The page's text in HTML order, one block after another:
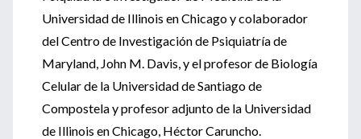
Universidad de Illinois en Chicago y colaborador
del Centro de Investigación de Psiquiatría de
Maryland, John M. Davis, y el profesor de Biología
Celular de la Universidad de Santiago de
Compostela y profesor adjunto de la Universidad
de Illinois en Chicago, Héctor Caruncho.